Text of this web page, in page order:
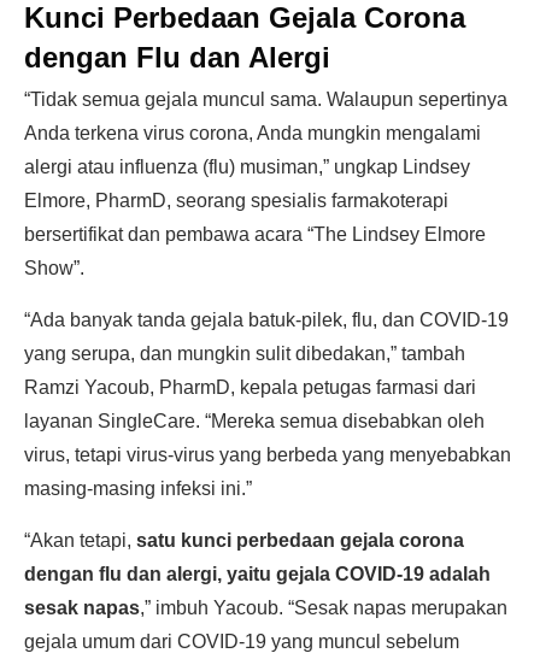
Kunci Perbedaan Gejala Corona
dengan Flu dan Alergi
“Tidak semua gejala muncul sama. Walaupun sepertinya
Anda terkena virus corona, Anda mungkin mengalami
alergi atau influenza (flu) musiman,” ungkap Lindsey
Elmore, PharmD, seorang spesialis farmakoterapi
bersertifikat dan pembawa acara “The Lindsey Elmore
Show”.
“Ada banyak tanda gejala batuk-pilek, flu, dan COVID-19
yang serupa, dan mungkin sulit dibedakan,” tambah
Ramzi Yacoub, PharmD, kepala petugas farmasi dari
layanan SingleCare. “Mereka semua disebabkan oleh
virus, tetapi virus-virus yang berbeda yang menyebabkan
masing-masing infeksi ini.”
“Akan tetapi, satu kunci perbedaan gejala corona
dengan flu dan alergi, yaitu gejala COVID-19 adalah
sesak napas,” imbuh Yacoub. “Sesak napas merupakan
gejala umum dari COVID-19 yang muncul sebelum